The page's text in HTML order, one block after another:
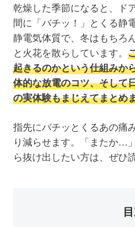
乾燥した季節になると、ド
間に「バチッ！」とくる静
静電気体質で、冬はもちろ
と火花を散らしています。
起きるのかという仕組みか
体的な放電のコツ、そして
の実体験もまじえてまとめ
指先にバチッとくるあの痛
り減らせます。「またか…
ら抜け出したい方は、ぜひ